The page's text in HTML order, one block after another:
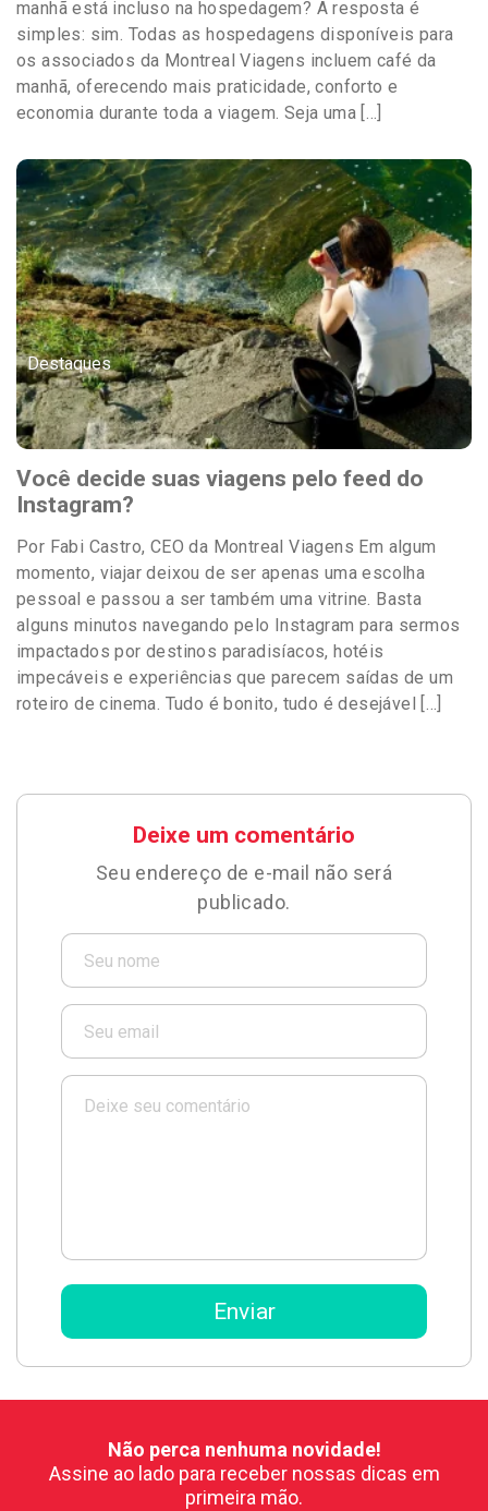
manhã está incluso na hospedagem? A resposta é
simples: sim. Todas as hospedagens disponíveis para
os associados da Montreal Viagens incluem café da
manhã, oferecendo mais praticidade, conforto e
economia durante toda a viagem. Seja uma […]
Destaques
Você decide suas viagens pelo feed do
Instagram?
Por Fabi Castro, CEO da Montreal Viagens Em algum
momento, viajar deixou de ser apenas uma escolha
pessoal e passou a ser também uma vitrine. Basta
alguns minutos navegando pelo Instagram para sermos
impactados por destinos paradisíacos, hotéis
impecáveis e experiências que parecem saídas de um
roteiro de cinema. Tudo é bonito, tudo é desejável […]
Deixe um comentário
Seu endereço de e-mail não será
publicado.
Não perca nenhuma novidade!
Assine ao lado para receber nossas dicas em
primeira mão.